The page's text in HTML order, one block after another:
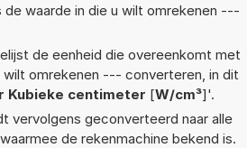
de waarde in die u wilt omrekenen ---
de eenheid die overeenkomt met
wilt omrekenen --- converteren, in dit
Kubieke centimeter [W/cm³]'.
vervolgens geconverteerd naar alle
de rekenmachine bekend is.